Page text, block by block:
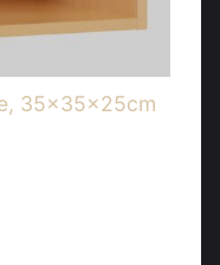
35x35x25cm